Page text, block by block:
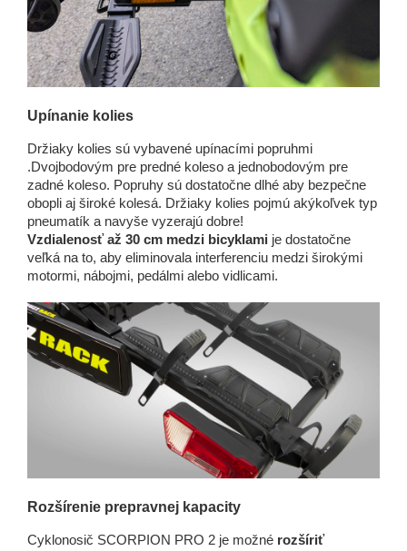
Upínanie kolies
Držiaky kolies sú vybavené upínacími popruhmi
.Dvojbodovým pre predné koleso a jednobodovým pre
zadné koleso. Popruhy sú dostatočne dlhé aby bezpečne
obopli aj široké kolesá. Držiaky kolies pojmú akýkoľvek typ
pneumatík a navyše vyzerajú dobre!
Vzdialenosť až 30 cm medzi bicyklami je dostatočne
veľká na to, aby eliminovala interferenciu medzi širokými
motormi, nábojmi, pedálmi alebo vidlicami.
Rozšírenie prepravnej kapacity
Cyklonosič SCORPION PRO 2 je možné rozšíriť